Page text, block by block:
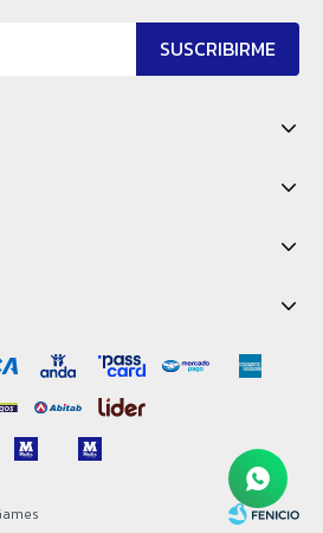
SUSCRIBIRME